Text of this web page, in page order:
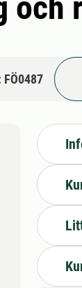
FÖ0487